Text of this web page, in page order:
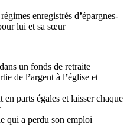
enregistrés d’épargnes-
lui et sa sœur
un fonds de retraite
de l’argent à l’église et
en parts égales et laisser chaque
qui a perdu son emploi